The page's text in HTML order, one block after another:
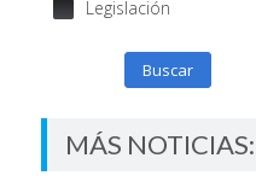
Legislación
Buscar
MÁS NOTICIAS: